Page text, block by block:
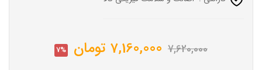
7,620,000
7,160,000 تومان 7%